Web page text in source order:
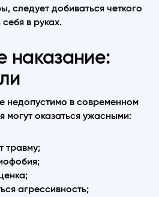
следует добиваться четкого
в руках.
наказание:
недопустимо в современном
могут оказаться ужасными:
травму;
агрессивность;